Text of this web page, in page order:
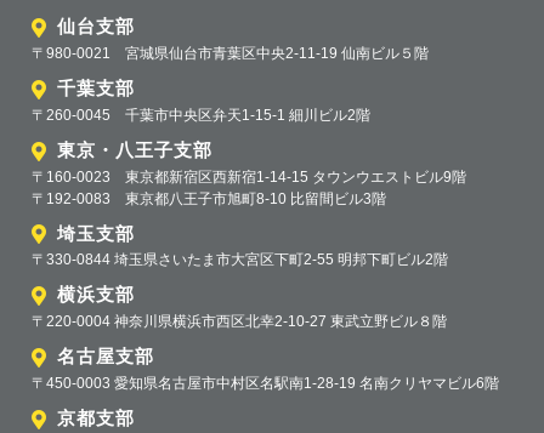
仙台支部
〒980-0021 宮城県仙台市青葉区中央2-11-19 仙南ビル５階
千葉支部
〒260-0045 千葉市中央区弁天1-15-1 細川ビル2階
東京・八王子支部
〒160-0023 東京都新宿区西新宿1-14-15 タウンウエストビル9階
〒192-0083 東京都八王子市旭町8-10 比留間ビル3階
埼玉支部
〒330-0844 埼玉県さいたま市大宮区下町2-55 明邦下町ビル2階
横浜支部
〒220-0004 神奈川県横浜市西区北幸2-10-27 東武立野ビル８階
名古屋支部
〒450-0003 愛知県名古屋市中村区名駅南1-28-19 名南クリヤマビル6階
京都支部